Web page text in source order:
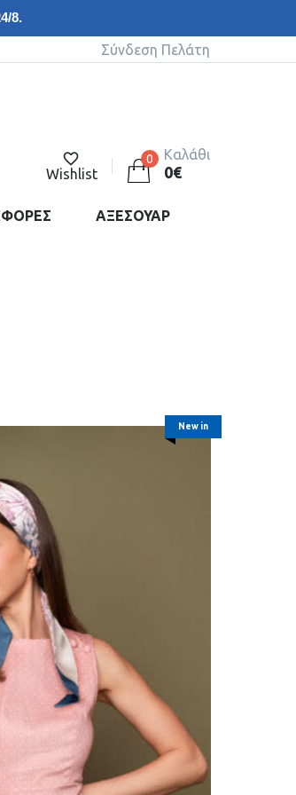
8.
Σύνδεση Πελάτη
Wishlist
0 Καλάθι
0€
ΑΞΕΣΟΥΑΡ
New in